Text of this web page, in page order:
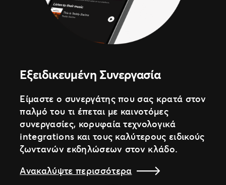
Εξειδικευμένη Συνεργασία
Είμαστε ο συνεργάτης που σας κρατά στον
παλμό του τι έπεται με καινοτόμες
συνεργασίες, κορυφαία τεχνολογικά
integrations και τους καλύτερους ειδικούς
ζωντανών εκδηλώσεων στον κλάδο.
Ανακαλύψτε περισσότερα